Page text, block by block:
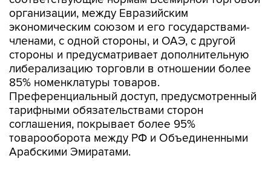
организации, между Евразийским
экономическим союзом и его государствами-
членами, с одной стороны, и ОАЭ, с другой
стороны и предусматривает дополнительную
либерализацию торговли в отношении более
85% номенклатуры товаров.
Преференциальный доступ, предусмотренный
тарифными обязательствами сторон
соглашения, покрывает более 95%
товарооборота между РФ и Объединенными
Арабскими Эмиратами.